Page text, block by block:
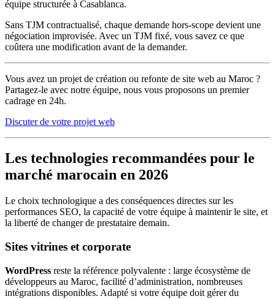
équipe structurée à Casablanca.
Sans TJM contractualisé, chaque demande hors-scope devient une
négociation improvisée. Avec un TJM fixé, vous savez ce que
coûtera une modification avant de la demander.
Vous avez un projet de création ou refonte de site web au Maroc ?
Partagez-le avec notre équipe, nous vous proposons un premier
cadrage en 24h.
Discuter de votre projet web
Les technologies recommandées pour le
marché marocain en 2026
Le choix technologique a des conséquences directes sur les
performances SEO, la capacité de votre équipe à maintenir le site, et
la liberté de changer de prestataire demain.
Sites vitrines et corporate
WordPress reste la référence polyvalente : large écosystème de
développeurs au Maroc, facilité d’administration, nombreuses
intégrations disponibles. Adapté si votre équipe doit gérer du